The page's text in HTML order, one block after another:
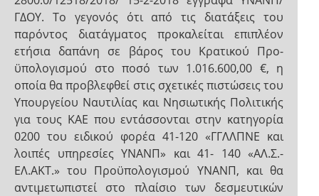
ΓΔΟΥ. Το γεγονός ότι από τις διατάξεις του
παρόντος διατάγματος προκαλείται επιπλέον
ετήσια δαπάνη σε βάρος του Κρατικού Προ-
ϋπολογισμού στο ποσό των 1.016.600,00 €, η
οποία θα προβλεφθεί στις σχετικές πιστώσεις του
Υπουργείου Ναυτιλίας και Νησιωτικής Πολιτικής
για τους ΚΑΕ που εντάσσονται στην κατηγορία
0200 του ειδικού φορέα 41-120 «ΓΓΛΛΠΝΕ και
λοιπές υπηρεσίες ΥΝΑΝΠ» και 41- 140 «ΑΛ.Σ.-
ΕΛ.ΑΚΤ.» του Προϋπολογισμού ΥΝΑΝΠ, και θα
αντιμετωπιστεί στο πλαίσιο των δεσμευτικών